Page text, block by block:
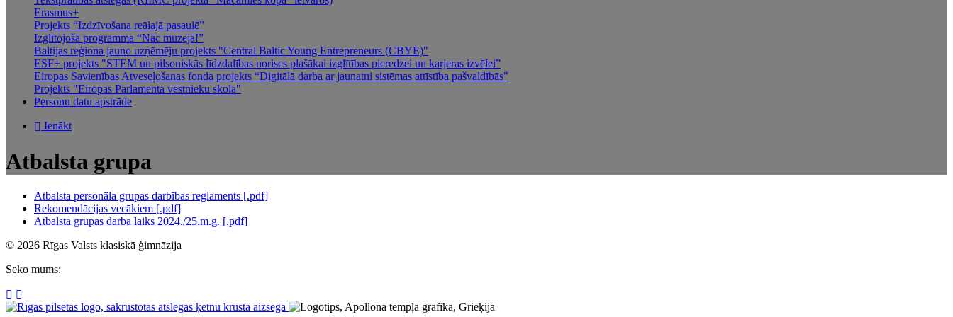
Erasmus+
Projekts “Izdzīvošana reālajā pasaulē”
Izglītojošā programma “Nāc muzejā!”
Baltijas reģiona jauno uzņēmēju projekts "Central Baltic Young Entrepreneurs (CBYE)"
ESF+ projekts "STEM un pilsoniskās līdzdalības norises plašākai izglītības pieredzei un karjeras izvēlei”
Eiropas Savienības Atveseļošanas fonda projekts “Digitālā darba ar jaunatni sistēmas attīstība pašvaldībās"
Projekts "Eiropas Parlamenta vēstnieku skola"
Personu datu apstrāde
Ienākt
Atbalsta grupa
Atbalsta personāla grupas darbības reglaments [.pdf]
Rekomendācijas vecākiem [.pdf]
Atbalsta grupas darba laiks 2024./25.m.g. [.pdf]
© 2026 Rīgas Valsts klasiskā ģimnāzija
Seko mums: